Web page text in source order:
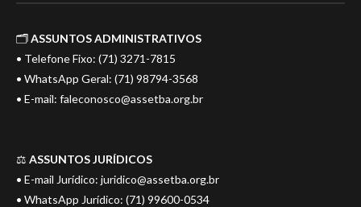
🗂️ASSUNTOS ADMINISTRATIVOS
• Telefone Fixo: (71) 3271-7815
• WhatsApp Geral: (71) 98794-3568
• E-mail: faleconosco@assetba.org.br
⚖️ ASSUNTOS JURÍDICOS
• E-mail Jurídico: juridico@assetba.org.br
• WhatsApp Jurídico: (71) 99600-0534